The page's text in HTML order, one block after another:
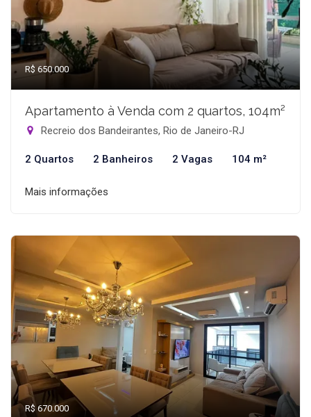
R$ 650.000
Apartamento à Venda com 2 quartos, 104m²
Recreio dos Bandeirantes, Rio de Janeiro-RJ
2 Quartos 2 Banheiros 2 Vagas 104 m²
Mais informações
R$ 670.000